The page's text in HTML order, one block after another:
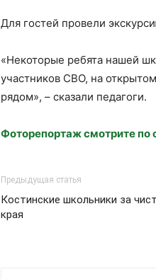
Для гостей провели
«Некоторые ребята нашей
участников СВО, на
рядом», – сказали педагоги.
Фоторепортаж смотрите по
Предыдущая статья
Костинские школьники за
края